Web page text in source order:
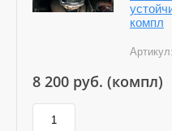
компл
Артикул:
8 200 руб. (компл)